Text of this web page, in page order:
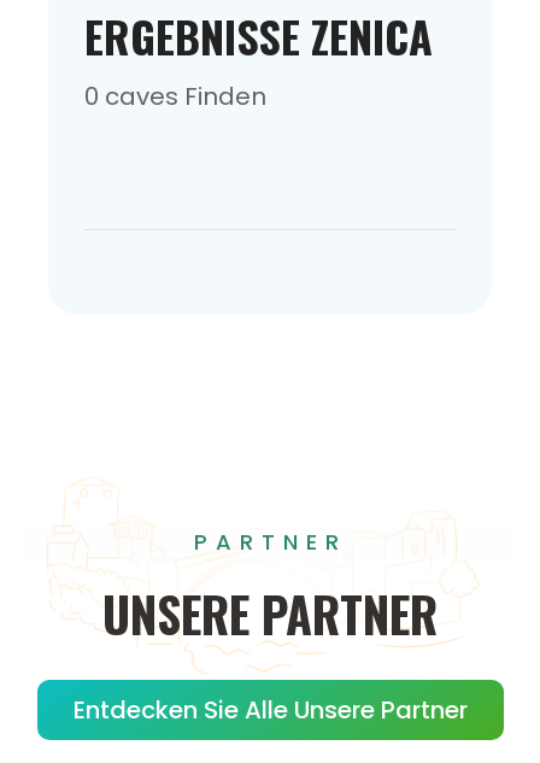
ERGEBNISSE ZENICA
0 caves Finden
PARTNER
UNSERE PARTNER
Entdecken Sie Alle Unsere Partner